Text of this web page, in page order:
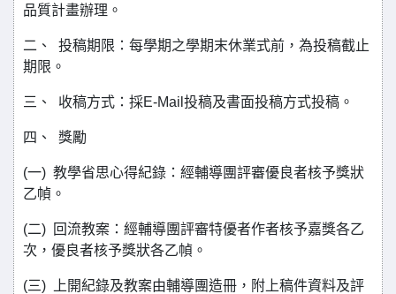
品質計畫辦理。
二、 投稿期限：每學期之學期末休業式前，為投稿截止
期限。
三、 收稿方式：採E-Mail投稿及書面投稿方式投稿。
四、 獎勵
(一) 教學省思心得紀錄：經輔導團評審優良者核予獎狀
乙幀。
(二) 回流教案：經輔導團評審特優者作者核予嘉獎各乙
次，優良者核予獎狀各乙幀。
(三) 上開紀錄及教案由輔導團造冊，附上稿件資料及評